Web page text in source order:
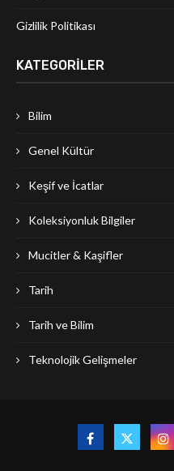
Gizlilik Politikası
KATEGORILER
Bilim
Genel Kültür
Keşif ve İcatlar
Koleksiyonluk Bilgiler
Mucitler & Kaşifler
Tarih
Tarih ve Bilim
Teknolojik Gelişmeler